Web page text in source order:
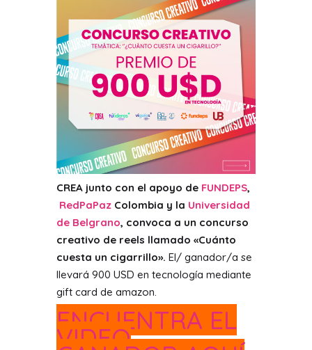
CREA junto con el apoyo de FUNDEPS,
RedPaPazColombia y la Universidad
de Belgrano, convoca a un concurso
creativo de reels llamado «Cuánto
cuesta un cigarrillo». El/ ganador/a se
llevará 900 USD en tecnología mediante
gift card de amazon.
ENCUENTRA EL
VIDEO